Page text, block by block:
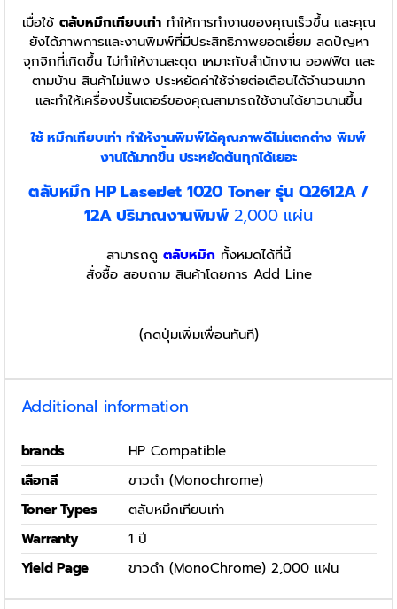
เมื่อใช้ ตลับหมึกเทียบเท่าทำให้การทำงานของคุณเร็วขึ้น และคุณ
ยังได้ภาพการและงานพิมพ์ที่มีประสิทธิภาพยอดเยี่ยม ลดปัญหา
จุกจิกที่เกิดขึ้น ไม่ทำให้งานสะดุด เหมาะกับสำนักงาน ออฟฟิต และ
ตามบ้าน สินค้าไม่แพง ประหยัดค่าใช้จ่ายต่อเดือนได้จำนวนมาก
และทำให้เครื่องปริ้นเตอร์ของคุณสามารถใช้งานได้ยาวนานขึ้น
ใช้ หมึกเทียบเท่า ทำให้งานพิมพ์ได้คุณภาพดีไม่แตกต่าง พิมพ์
งานได้มากขึ้น ประหยัดต้นทุกได้เยอะ
ตลับหมึก HP LaserJet 1020 Toner รุ่น Q2612A /
12A ปริมาณงานพิมพ์2,000 แผ่น
สามารถดู ตลับหมึก ทั้งหมดได้ที่นี้
สั่งซื้อ สอบถาม สินค้าโดยการ Add Line
(กดปุ่มเพิ่มเพื่อนทันที)
Additional information
brands
HP Compatible
เลือกสี
ขาวดำ (Monochrome)
Toner Types
ตลับหมึกเทียบเท่า
Warranty
1 ปี
Yield Page
ขาวดำ (MonoChrome) 2,000 แผ่น